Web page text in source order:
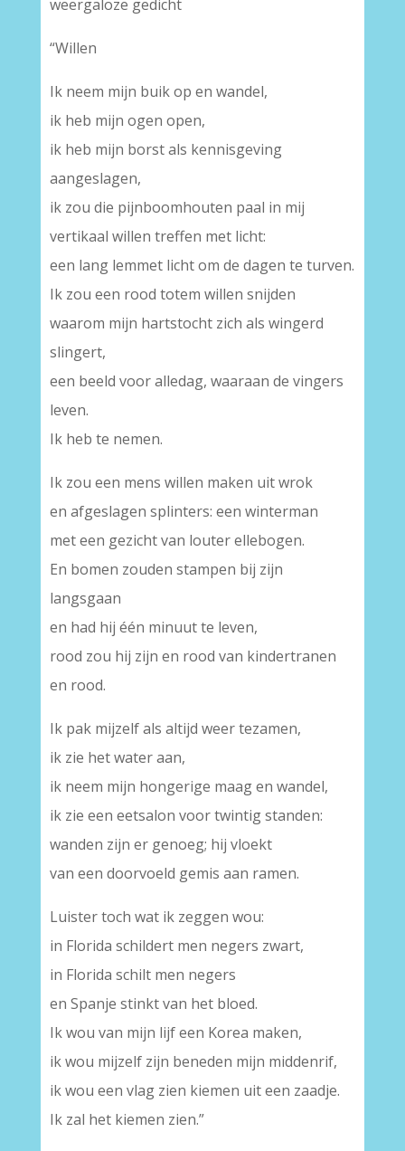
weergaloze gedicht
“Willen
Ik neem mijn buik op en wandel,
ik heb mijn ogen open,
ik heb mijn borst als kennisgeving
aangeslagen,
ik zou die pijnboomhouten paal in mij
vertikaal willen treffen met licht:
een lang lemmet licht om de dagen te turven.
Ik zou een rood totem willen snijden
waarom mijn hartstocht zich als wingerd
slingert,
een beeld voor alledag, waaraan de vingers
leven.
Ik heb te nemen.
Ik zou een mens willen maken uit wrok
en afgeslagen splinters: een winterman
met een gezicht van louter ellebogen.
En bomen zouden stampen bij zijn
langsgaan
en had hij één minuut te leven,
rood zou hij zijn en rood van kindertranen
en rood.
Ik pak mijzelf als altijd weer tezamen,
ik zie het water aan,
ik neem mijn hongerige maag en wandel,
ik zie een eetsalon voor twintig standen:
wanden zijn er genoeg; hij vloekt
van een doorvoeld gemis aan ramen.
Luister toch wat ik zeggen wou:
in Florida schildert men negers zwart,
in Florida schilt men negers
en Spanje stinkt van het bloed.
Ik wou van mijn lijf een Korea maken,
ik wou mijzelf zijn beneden mijn middenrif,
ik wou een vlag zien kiemen uit een zaadje.
Ik zal het kiemen zien.”